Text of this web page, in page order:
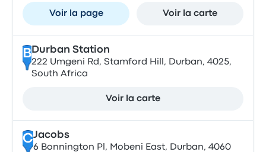
Voir la page Voir la carte
B Durban Station
222 Umgeni Rd, Stamford Hill, Durban, 4025,
South Africa
Voir la carte
CJacobs
6 Bonnington Pl, Mobeni East, Durban, 4060